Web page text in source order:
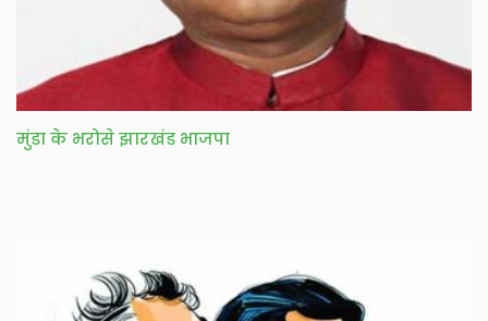
मुंडा के भरोसे झारखंड भाजपा